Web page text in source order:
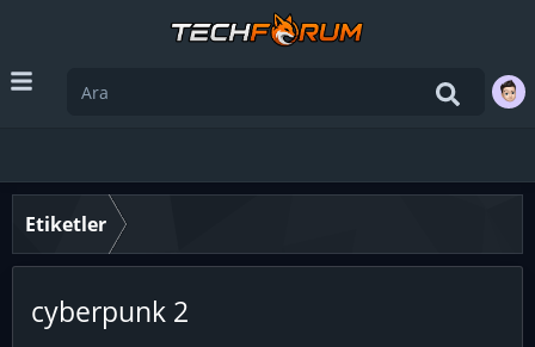
Etiketler
cyberpunk 2